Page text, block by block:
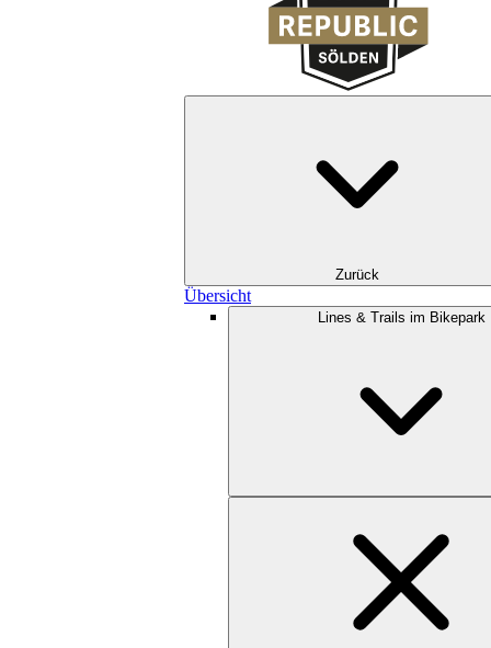
Zurück
Übersicht
Lines & Trails im Bikepark